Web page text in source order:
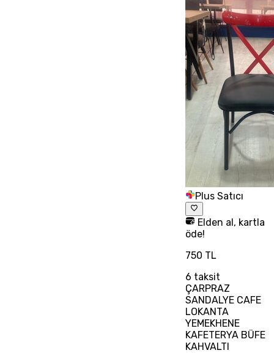
Plus Satıcı
Elden al, kartla
öde!
750 TL
6 taksit
ÇARPRAZ
SANDALYE CAFE
LOKANTA
YEMEKHENE
KAFETERYA BÜFE
KAHVALTI